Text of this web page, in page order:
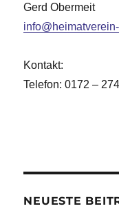
Gerd Obermeit
Kontakt:
Telefon: 0172 –
NEUESTE